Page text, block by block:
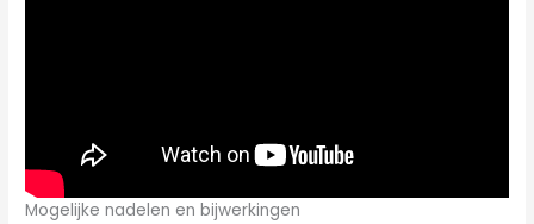
Mogelijke nadelen en bijwerkingen